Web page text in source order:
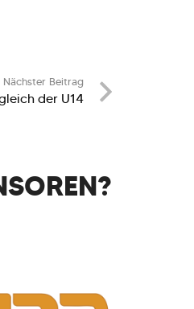
Nächster Beitrag
der U14